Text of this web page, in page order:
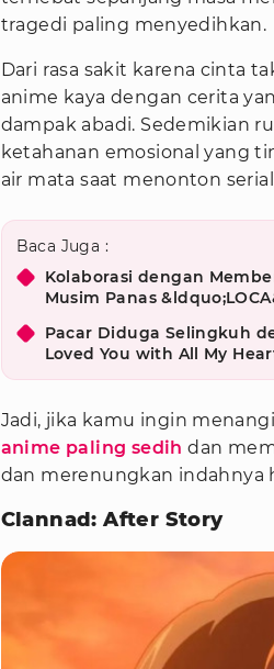
tragedi paling menyedihkan.
Dari rasa sakit karena cinta
anime kaya dengan cerita
dampak abadi. Sedemikian
ketahanan emosional yang
air mata saat menonton
Baca Juga :
Kolaborasi dengan
Musim Panas
Pacar Diduga Selingkuh
Loved You with All My
Jadi, jika kamu ingin
anime paling sedih dan
dan merenungkan indahnya
Clannad: After Story